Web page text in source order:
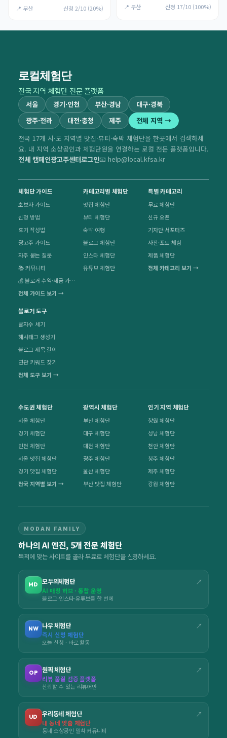
📍 부산 신청 2/10 (20%) 📍 부산 신청 17/10 (100%)
로컬체험단
전국 지역 체험단 전문 플랫폼
서울 경기·인천 부산·경남
대구·경북
광주·전라
대전·충청 제주
전체 지역 →
전국 17개 시·도 지역별 맛집·뷰티·숙박 체험단을 한곳에서 검색하세
요. 내 지역 소상공인과 체험단원을 연결하는 로컬 전문 플랫폼입니다.
전체 캠페인광고주센터로그인📧 help@local.kfsa.kr
체험단 가이드
초보자 가이드
신청 방법
후기 작성법
광고주 가이드
자주 묻는 질문
📚 커뮤니티
💰 블로거 수익·세금 가이드
전체 가이드 보기 →
카테고리별 체험단
맛집 체험단
뷰티 체험단
숙박·여행
블로그 체험단
인스타 체험단
유튜브 체험단
특별 카테고리
무료 체험단
신규 오픈
기자단·서포터즈
사진·포토 체험
제품 체험단
전체 카테고리 보기 →
블로거 도구
글자수 세기
해시태그 생성기
블로그 제목 길이
연관 키워드 찾기
전체 도구 보기 →
수도권 체험단
서울 체험단
경기 체험단
인천 체험단
서울 맛집 체험단
경기 맛집 체험단
전국 지역별 보기 →
광역시 체험단
부산 체험단
대구 체험단
대전 체험단
광주 체험단
울산 체험단
부산 맛집 체험단
인기 지역 체험단
창원 체험단
성남 체험단
천안 체험단
청주 체험단
제주 체험단
강원 체험단
MODAN FAMILY
하나의 AI 엔진, 5개 전문 체험단
목적에 맞는 사이트를 골라 무료로 체험단을 신청하세요.
MD 모두의체험단 ↗
AI 매칭 허브 · 통합 운영
블로그·인스타·유튜브를 한 번에
NW 나우 체험단 ↗
즉시 신청 체험단
오늘 신청 · 바로 활동
OP 원픽 체험단 ↗
리뷰 품질 검증 플랫폼
신뢰할 수 있는 리뷰어만
UD 우리동네 체험단 ↗
내 동네 맞춤 체험단
동네 소상공인 밀착 커뮤니티